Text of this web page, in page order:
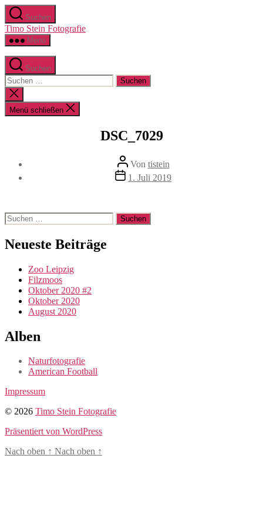
Zum
Inhalt
springen
Suchen
Timo Stein Fotografie
Menü
Suchen
Suchen
nach:
Suche
schließen
Menü schließen
DSC_7029
Beitragsautor
Von tistein
Veröffentlichungsdatum
1. Juli 2019
Suchen
nach:
Neueste Beiträge
Zoo Leipzig
Filzmoos
Oktober 2020 #2
Oktober 2020
August 2020
Alben
Naturfotografie
American Football
Impressum
© 2026 Timo Stein Fotografie
Präsentiert von WordPress
Nach oben ↑ Nach oben ↑